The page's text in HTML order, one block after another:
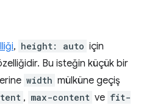
, height: auto için
Bu isteğin küçük bir
width mülküne geçiş
, max-content ve fit-